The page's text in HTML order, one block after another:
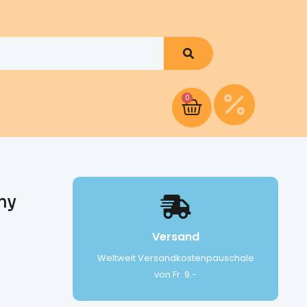
0
Versand
Weltweit Versandkostenpauschale
von Fr. 9.-